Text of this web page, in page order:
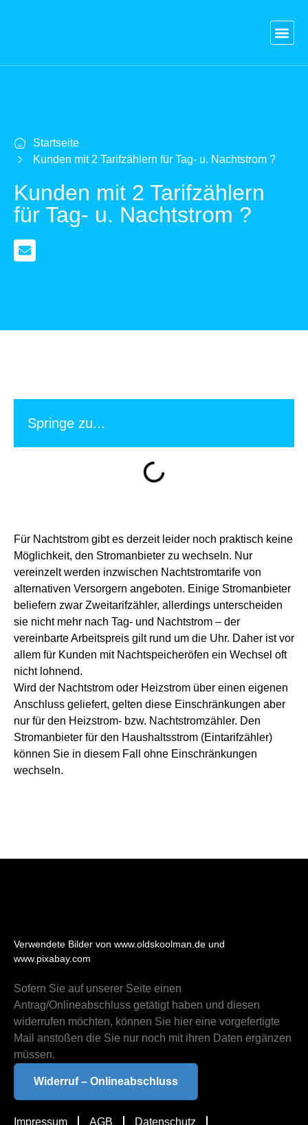
Startseite
Kunden mit 2 Tarifzählern für Tag- u. Nachtstrom ?
Kunden mit 2 Tarifzählern
für Tag- u. Nachtstrom ?
Springe zu...
Für Nachtstrom gibt es derzeit leider noch praktisch keine
Möglichkeit, den Stromanbieter zu wechseln. Nur
vereinzelt werden inzwischen Nachtstromtarife von
alternativen Versorgern angeboten. Einige Stromanbieter
beliefern zwar Zweitarifzähler, allerdings unterscheiden
sie nicht mehr nach Tag- und Nachtstrom – der
vereinbarte Arbeitspreis gilt rund um die Uhr. Daher ist vor
allem für Kunden mit Nachtspeicheröfen ein Wechsel oft
nicht lohnend.
Wird der Nachtstrom oder Heizstrom über einen eigenen
Anschluss geliefert, gelten diese Einschränkungen aber
nur für den Heizstrom- bzw. Nachtstromzähler. Den
Stromanbieter für den Haushaltsstrom (Eintarifzähler)
können Sie in diesem Fall ohne Einschränkungen
wechseln.
Verwendete Bilder von www.oldskoolman.de und
www.pixabay.com
Sofern Sie auf unserer Seite einen
Antrag/Onlineabschluss getätigt haben und diesen
widerrufen möchten, können Sie hier eine vorgefertigte
Mail anstoßen die Sie nur noch mit ihren Daten ergänzen
müssen.
Widerruf – Onlineabschluss
Impressum AGB
Datenschutz